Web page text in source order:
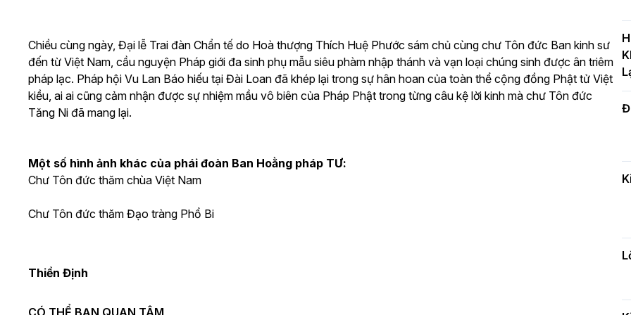
Chiều cùng ngày, Đại lễ Trai đàn Chẩn tế do Hoà thượng Thích Huệ Phước sám chủ cùng chư Tôn đức Ban kinh sư
đến từ Việt Nam, cầu nguyện Pháp giới đa sinh phụ mẫu siêu phàm nhập thánh và vạn loại chúng sinh được ân triêm
pháp lạc. Pháp hội Vu Lan Báo hiếu tại Đài Loan đã khép lại trong sự hân hoan của toàn thể cộng đồng Phật tử Việt
kiều, ai ai cũng cảm nhận được sự nhiệm mầu vô biên của Pháp Phật trong từng câu kệ lời kinh mà chư Tôn đức
Tăng Ni đã mang lại.
Một số hình ảnh khác của phái đoàn Ban Hoằng pháp TƯ:
Chư Tôn đức thăm chùa Việt Nam
Chư Tôn đức thăm Đạo tràng Phổ Bi
Thiền Định
CÓ THỂ BẠN QUAN TÂM